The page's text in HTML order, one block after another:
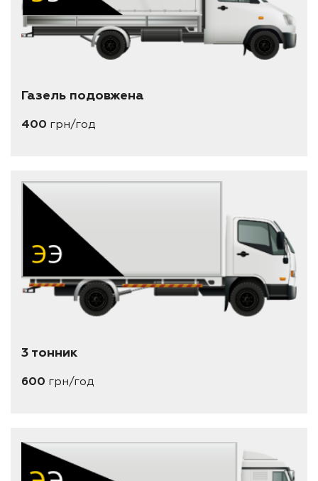
Газель подовжена
400 грн/год
3 тонник
600 грн/год